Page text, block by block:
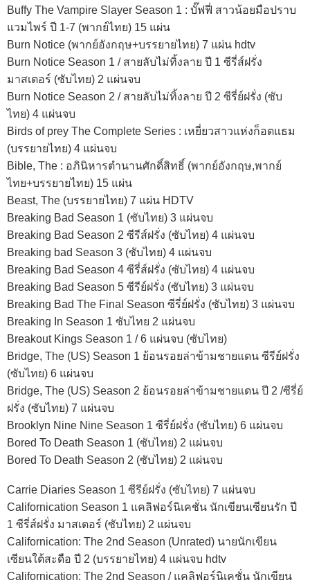
Buffy The Vampire Slayer Season 1 : บั๊ฟฟี่ สาวน้อยมือปราบ
แวมไพร์ ปี 1-7 (พากย์ไทย) 15 แผ่น
Burn Notice (พากย์อังกฤษ+บรรยายไทย) 7 แผ่น hdtv
Burn Notice Season 1 / สายลับไม่ทิ้งลาย ปี 1 ซีรี่ส์ฝรั่ง
มาสเตอร์ (ซับไทย) 2 แผ่นจบ
Burn Notice Season 2 / สายลับไม่ทิ้งลาย ปี 2 ซีรี่ย์ฝรั่ง (ซับ
ไทย) 4 แผ่นจบ
Birds of prey The Complete Series : เหยี่ยวสาวแห่งก็อตแธม
(บรรยายไทย) 4 แผ่นจบ
Bible, The : อภินิหารตำนานศักดิ์สิทธิ์ (พากย์อังกฤษ,พากย์
ไทย+บรรยายไทย) 15 แผ่น
Beast, The (บรรยายไทย) 7 แผ่น HDTV
Breaking Bad Season 1 (ซับไทย) 3 แผ่นจบ
Breaking Bad Season 2 ซีรีส์ฝรั่ง (ซับไทย) 4 แผ่นจบ
Breaking bad Season 3 (ซับไทย) 4 แผ่นจบ
Breaking Bad Season 4 ซีรี่ส์ฝรั่ง (ซับไทย) 4 แผ่นจบ
Breaking Bad Season 5 ซีรีย์ฝรั่ง (ซับไทย) 3 แผ่นจบ
Breaking Bad The Final Season ซีรี่ย์ฝรั่ง (ซับไทย) 3 แผ่นจบ
Breaking In Season 1 ซับไทย 2 แผ่นจบ
Breakout Kings Season 1 / 6 แผ่นจบ (ซับไทย)
Bridge, The (US) Season 1 ย้อนรอยล่าข้ามชายแดน ซีรีย์ฝรั่ง
(ซับไทย) 6 แผ่นจบ
Bridge, The (US) Season 2 ย้อนรอยล่าข้ามชายแดน ปี 2 /ซีรี่ย์
ฝรั่ง (ซับไทย) 7 แผ่นจบ
Brooklyn Nine Nine Season 1 ซีรี่ย์ฝรั่ง (ซับไทย) 6 แผ่นจบ
Bored To Death Season 1 (ซับไทย) 2 แผ่นจบ
Bored To Death Season 2 (ซับไทย) 2 แผ่นจบ
Carrie Diaries Season 1 ซีรีย์ฝรั่ง (ซับไทย) 7 แผ่นจบ
Californication Season 1 แคลิฟอร์นิเคชั่น นักเขียนเซียนรัก ปี
1 ซีรี่ส์ฝรั่ง มาสเตอร์ (ซับไทย) 2 แผ่นจบ
Californication: The 2nd Season (Unrated) นายนักเขียน
เซียนใต้สะดือ ปี 2 (บรรยายไทย) 4 แผ่นจบ hdtv
Californication: The 2nd Season / แคลิฟอร์นิเคชั่น นักเขียน